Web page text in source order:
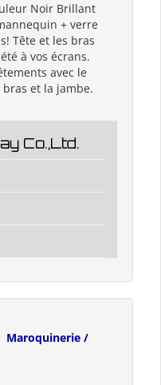
Noir Brillant
+ verre
Tête et les bras
à vos écrans.
avec le
et la jambe.
Co.,Ltd.
Maroquinerie /